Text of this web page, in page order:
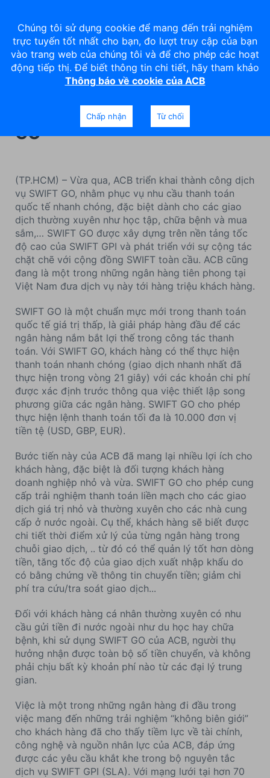
ACB: Thanh toán xuyên biên
giới nhanh chóng với SWIFT
GO
(TP.HCM) – Vừa qua, ACB triển khai thành công dịch
vụ SWIFT GO, nhằm phục vụ nhu cầu thanh toán
quốc tế nhanh chóng, đặc biệt dành cho các giao
dịch thường xuyên như học tập, chữa bệnh và mua
sắm,… SWIFT GO được xây dựng trên nền tảng tốc
độ cao của SWIFT GPI và phát triển với sự cộng tác
chặt chẽ với cộng đồng SWIFT toàn cầu. ACB cũng
đang là một trong những ngân hàng tiên phong tại
Việt Nam đưa dịch vụ này tới hàng triệu khách hàng.
SWIFT GO là một chuẩn mực mới trong thanh toán
quốc tế giá trị thấp, là giải pháp hàng đầu để các
ngân hàng nắm bắt lợi thế trong công tác thanh
toán. Với SWIFT GO, khách hàng có thể thực hiện
thanh toán nhanh chóng (giao dịch nhanh nhất đã
thực hiện trong vòng 21 giây) với các khoản chi phí
được xác định trước thông qua việc thiết lập song
phương giữa các ngân hàng. SWIFT GO cho phép
thực hiện lệnh thanh toán tối đa là 10.000 đơn vị
tiền tệ (USD, GBP, EUR).
Bước tiến này của ACB đã mang lại nhiều lợi ích cho
khách hàng, đặc biệt là đối tượng khách hàng
doanh nghiệp nhỏ và vừa. SWIFT GO cho phép cung
cấp trải nghiệm thanh toán liền mạch cho các giao
dịch giá trị nhỏ và thường xuyên cho các nhà cung
cấp ở nước ngoài. Cụ thể, khách hàng sẽ biết được
chi tiết thời điểm xử lý của từng ngân hàng trong
chuỗi giao dịch, .. từ đó có thể quản lý tốt hơn dòng
tiền, tăng tốc độ của giao dịch xuất nhập khẩu do
có bằng chứng về thông tin chuyển tiền; giảm chi
phí tra cứu/tra soát giao dịch...
Đối với khách hàng cá nhân thường xuyên có nhu
cầu gửi tiền đi nước ngoài như du học hay chữa
bệnh, khi sử dụng SWIFT GO của ACB, người thụ
hưởng nhận được toàn bộ số tiền chuyển, và không
phải chịu bất kỳ khoản phí nào từ các đại lý trung
gian.
Việc là một trong những ngân hàng đi đầu trong
việc mang đến những trải nghiệm “không biên giới”
cho khách hàng đã cho thấy tiềm lực về tài chính,
công nghệ và nguồn nhân lực của ACB, đáp ứng
được các yêu cầu khắt khe trong bộ nguyên tắc
dịch vụ SWIFT GPI (SLA). Với mạng lưới tại hơn 70
Chúng tôi sử dụng cookie để mang đến trải nghiệm
trực tuyến tốt nhất cho bạn, đo lượt truy cập của bạn
vào trang web của chúng tôi và để cho phép các hoạt
động tiếp thị. Để biết thông tin chi tiết, hãy tham khảo
Thông báo về cookie của ACB
Chấp nhận Từ chối